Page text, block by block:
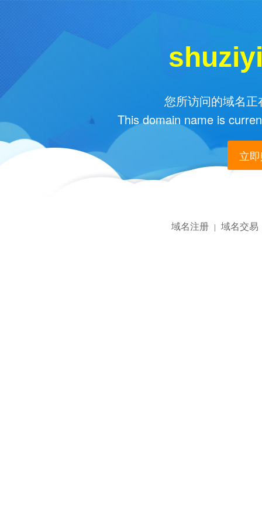
您所访问的域名
This domain name is
立
域名注册 | 域名交易